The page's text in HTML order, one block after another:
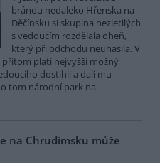
bránou nedaleko Hřenska na
Děčínsku si skupina nezletilých
s vedoucím rozdělala oheň,
který při odchodu neuhasila. V
platí nejvyšší možný
dostihli a dali mu
tom národní park na
na Chrudimsku může